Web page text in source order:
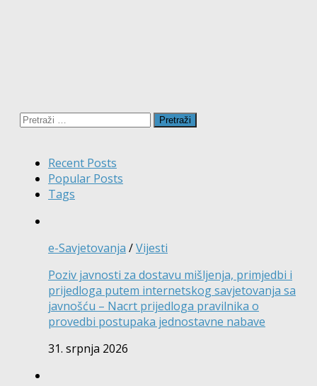
Pretraži:
Recent Posts
Popular Posts
Tags
e-Savjetovanja /Vijesti
Poziv javnosti za dostavu mišljenja, primjedbi i
prijedloga putem internetskog savjetovanja sa
javnošću – Nacrt prijedloga pravilnika o
provedbi postupaka jednostavne nabave
31. srpnja 2026